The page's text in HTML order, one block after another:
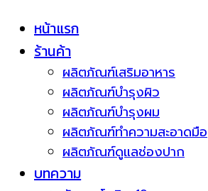
หน้าแรก
ร้านค้า
ผลิตภัณฑ์เสริมอาหาร
ผลิตภัณฑ์บำรุงผิว
ผลิตภัณฑ์บำรุงผม
ผลิตภัณฑ์ทำความสะอาดมือ
ผลิตภัณฑ์ดูแลช่องปาก
บทความ